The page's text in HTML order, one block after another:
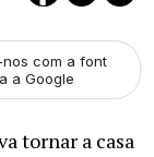
com a font
a Google
tornar a casa